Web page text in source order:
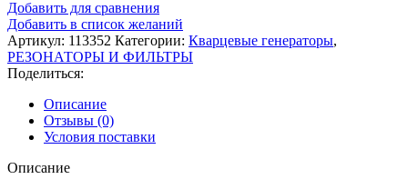
Добавить для сравнения
Добавить в список желаний
Артикул: 113352 Категории: Кварцевые генераторы,
РЕЗОНАТОРЫ И ФИЛЬТРЫ
Поделиться:
Описание
Отзывы (0)
Условия поставки
Описание